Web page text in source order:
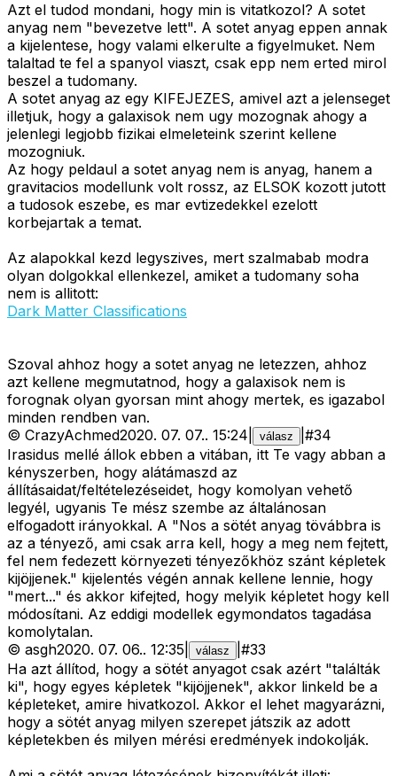
Azt el tudod mondani, hogy min is vitatkozol? A sotet
anyag nem "bevezetve lett". A sotet anyag eppen annak
a kijelentese, hogy valami elkerulte a figyelmuket. Nem
talaltad te fel a spanyol viaszt, csak epp nem erted mirol
beszel a tudomany.
A sotet anyag az egy KIFEJEZES, amivel azt a jelenseget
illetjuk, hogy a galaxisok nem ugy mozognak ahogy a
jelenlegi legjobb fizikai elmeleteink szerint kellene
mozogniuk.
Az hogy peldaul a sotet anyag nem is anyag, hanem a
gravitacios modellunk volt rossz, az ELSOK kozott jutott
a tudosok eszebe, es mar evtizedekkel ezelott
korbejartak a temat.
Az alapokkal kezd legyszives, mert szalmabab modra
olyan dolgokkal ellenkezel, amiket a tudomany soha
nem is allitott:
Dark Matter Classifications
Szoval ahhoz hogy a sotet anyag ne letezzen, ahhoz
azt kellene megmutatnod, hogy a galaxisok nem is
forognak olyan gyorsan mint ahogy mertek, es igazabol
minden rendben van.
© CrazyAchmed2020. 07. 07.. 15:24 válasz #34
Irasidus mellé állok ebben a vitában, itt Te vagy abban a
kényszerben, hogy alátámaszd az
állításaidat/feltételezéseidet, hogy komolyan vehető
legyél, ugyanis Te mész szembe az általánosan
elfogadott irányokkal. A "Nos a sötét anyag tövábbra is
az a tényező, ami csak arra kell, hogy a meg nem fejtett,
fel nem fedezett környezeti tényezőkhöz szánt képletek
kijöjjenek." kijelentés végén annak kellene lennie, hogy
"mert..." és akkor kifejted, hogy melyik képletet hogy kell
módosítani. Az eddigi modellek egymondatos tagadása
komolytalan.
© asgh2020. 07. 06.. 12:35 válasz #33
Ha azt állítod, hogy a sötét anyagot csak azért "találták
ki", hogy egyes képletek "kijöjjenek", akkor linkeld be a
képleteket, amire hivatkozol. Akkor el lehet magyarázni,
hogy a sötét anyag milyen szerepet játszik az adott
képletekben és milyen mérési eredmények indokolják.